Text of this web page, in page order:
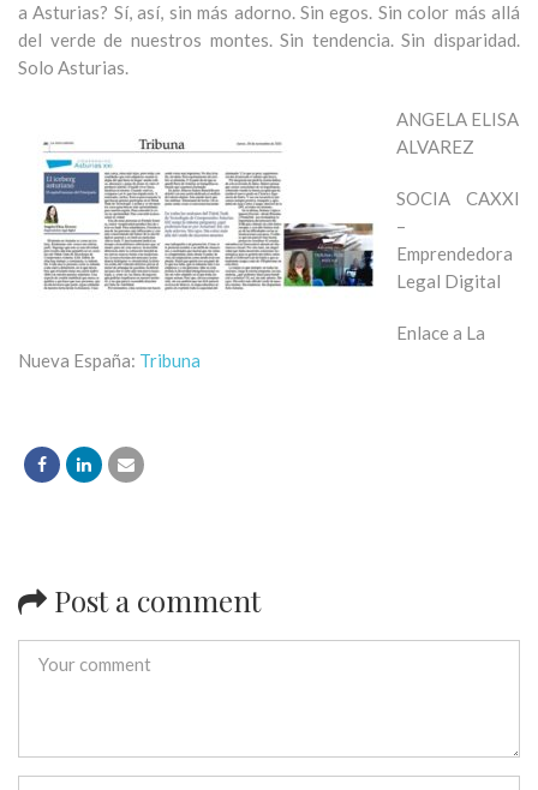
a Asturias? Sí, así, sin más adorno. Sin egos. Sin color más allá
del verde de nuestros montes. Sin tendencia. Sin disparidad.
Solo Asturias.
ANGELA ELISA
ALVAREZ
SOCIA CAXXI
–
Emprendedora
Legal Digital
Enlace a La
Nueva España: Tribuna
Post a comment